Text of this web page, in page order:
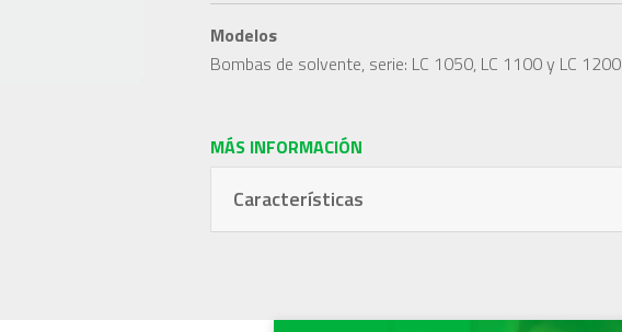
Modelos
Bombas de solvente, serie: LC 1050, LC 1100 y LC 1200
MÁS INFORMACIÓN
Características